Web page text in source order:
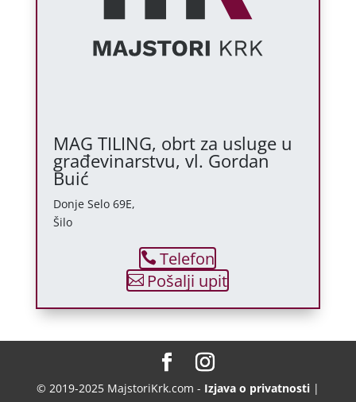
MAG TILING, obrt za usluge u
građevinarstvu, vl. Gordan
Buić
Donje Selo 69E,
Šilo
Telefon
Pošalji upit
© 2019-2025 MajstoriKrk.com - Izjava o privatnosti|